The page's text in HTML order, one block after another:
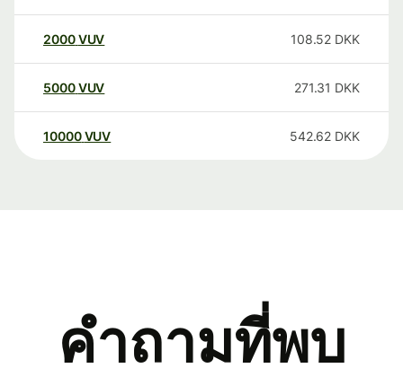
2000VUV 108.52 DKK
5000VUV 271.31 DKK
10000 VUV 542.62 DKK
คำถามที่พบ